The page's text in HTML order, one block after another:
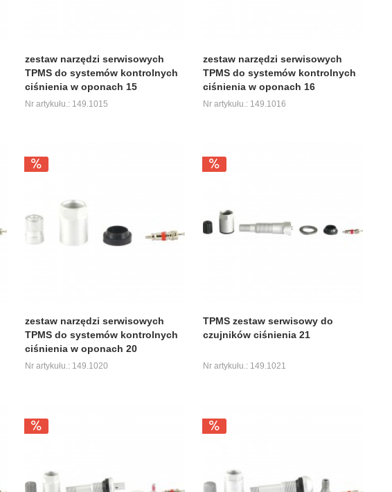
zestaw narzędzi serwisowych
TPMS do systemów kontrolnych
ciśnienia w oponach 15
Nr artykułu.: 149.1015
zestaw narzędzi serwisowych
TPMS do systemów kontrolnych
ciśnienia w oponach 16
Nr artykułu.: 149.1016
zestaw narzędzi serwisowych
TPMS do systemów kontrolnych
ciśnienia w oponach 20
Nr artykułu.: 149.1020
TPMS zestaw serwisowy do
czujników ciśnienia 21
Nr artykułu.: 149.1021